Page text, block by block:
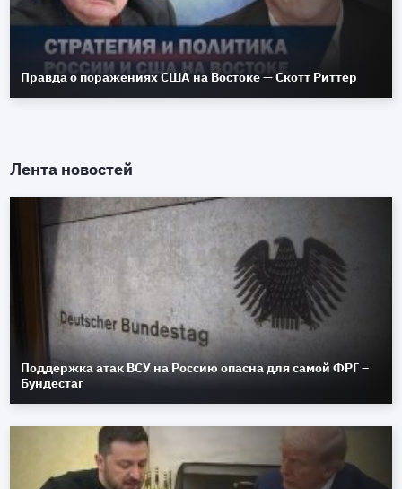
Правда о поражениях США на Востоке — Скотт Риттер
Лента новостей
Поддержка атак ВСУ на Россию опасна для самой ФРГ –
Бундестаг